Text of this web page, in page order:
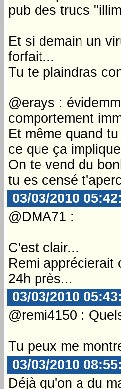
pub des trucs
Et si demain un
forfait...
Tu te plaindras
@erays :
comportement
Et même quand
ce que ça
On te vend du
tu es censé
03/03/2010
@DMA71 :
C'est clair...
Remi apprécierait
24h près...
03/03/2010
@remi4150 :
Tu peux me
03/03/2010
Déjà qu'on a du